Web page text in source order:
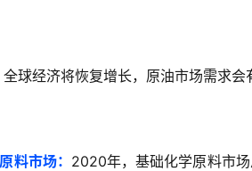
球经济将恢复增长，原油市场需求
料市场： 2020年，基础化学原料市